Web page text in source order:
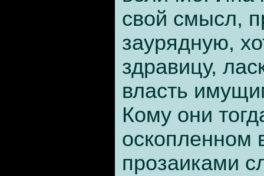
свой смысл,
заурядную,
здравицу,
власть
Кому они
оскопленном
прозаиками